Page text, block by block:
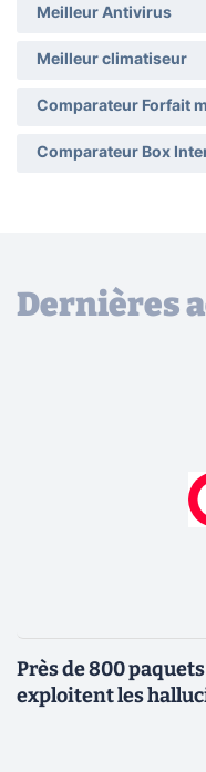
Meilleur Antivirus
Meilleur climatiseur
Comparateur Forfait
Comparateur Box
Dernières
Près de 800
exploitent les